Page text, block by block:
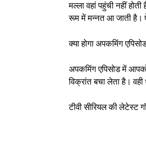
मल्ला वहां पहुंची नहीं
रूम में मन्नत आ जाती है।
क्या होगा अपकमिंग
अपकमिंग एपिसोड में
विक्रांत बचा लेता है। वही
टीवी सीरियल की लेटेस्ट